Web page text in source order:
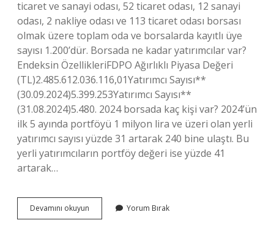
ticaret ve sanayi odası, 52 ticaret odası, 12 sanayi
odası, 2 nakliye odası ve 113 ticaret odası borsası
olmak üzere toplam oda ve borsalarda kayıtlı üye
sayısı 1.200’dür. Borsada ne kadar yatırımcılar var?
Endeksin ÖzellikleriFDPO Ağırlıklı Piyasa Değeri
(TL)2.485.612.036.116,01Yatırımcı Sayısı**
(30.09.2024)5.399.253Yatırımcı Sayısı**
(31.08.2024)5.480. 2024 borsada kaç kişi var? 2024’ün
ilk 5 ayında portföyü 1 milyon lira ve üzeri olan yerli
yatırımcı sayısı yüzde 31 artarak 240 bine ulaştı. Bu
yerli yatırımcıların portföy değeri ise yüzde 41
artarak…
Devamını okuyun
Borsasında
Yorum Bırak